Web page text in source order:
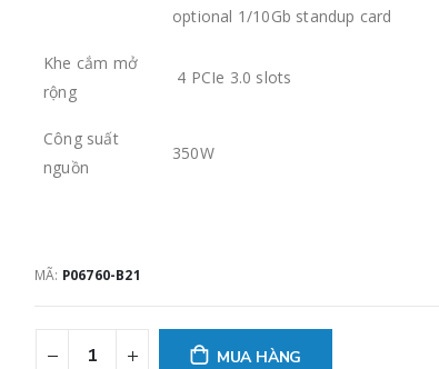
optional 1/10Gb standup card
Khe cắm mở
rộng
4 PCIe 3.0 slots
Công suất
nguồn
350W
MÃ: P06760-B21
MUA HÀNG